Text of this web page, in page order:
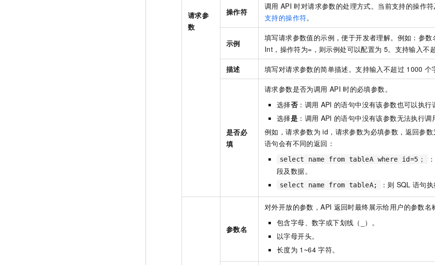
请求参
数
操作符
调用 API 时对请求参数的处理方式。当前支持的操作
支持的操作符。
示例
填写请求参数值的示例，便于开发者理解。例如：参数
Int，操作符为=，则示例处可以配置为 5。支持输入不
描述 填写对请求参数的简单描述。支持输入不超过 1000 个
是否必
填
请求参数是否为调用 API 时的必填参数。
选择否：调用 API 的语句中没有该参数也可以执行
选择是 ：调用 API 的语句中没有该参数无法执行调
例如，请求参数为 id，请求参数为必填参数，返回参数
语句会有不同的返回：
select name from tableA where id=5；
段及数据。
select name from tableA; ：则 SQL 语句执
参数名
对外开放的参数，API 返回时最终展示给用户的参数名
包含字母、数字或下划线（_）。
以字母开头。
长度为 1~64 字符。